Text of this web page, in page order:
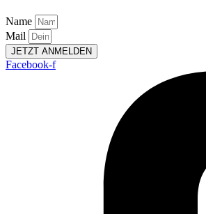
Name
Mail
JETZT ANMELDEN
Facebook-f